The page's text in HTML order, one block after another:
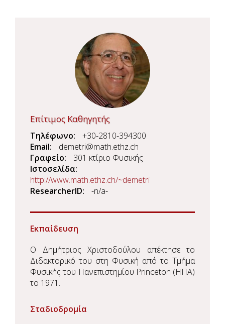
Επίτιμος Καθηγητής
Τηλέφωνο
+30-2810-394300
Email
demetri@math.ethz.ch
Γραφείο
301 κτίριο Φυσικής
Ιστοσελίδα
http://www.math.ethz.ch/~demetri
ResearcherID
-n/a-
Εκπαίδευση
Ο Δημήτριος Χριστοδούλου απέκτησε το
Διδακτορικό του στη Φυσική από το Τμήμα
Φυσικής του Πανεπιστημίου Princeton (ΗΠΑ)
το 1971.
Σταδιοδρομία